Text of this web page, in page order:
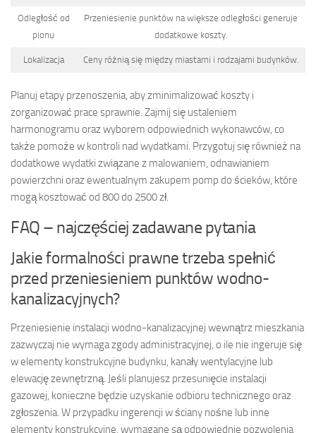
Odległość od
pionu
Przeniesienie punktów na większe odległości generuje
dodatkowe koszty.
Lokalizacja Ceny różnią się między miastami i rodzajami budynków.
Planuj etapy przenoszenia, aby zminimalizować koszty i
zorganizować prace sprawnie. Zajmij się ustaleniem
harmonogramu oraz wyborem odpowiednich wykonawców, co
także pomoże w kontroli nad wydatkami. Przygotuj się również na
dodatkowe wydatki związane z malowaniem, odnawianiem
powierzchni oraz ewentualnym zakupem pomp do ścieków, które
mogą kosztować od 800 do 2500 zł.
FAQ – najczęściej zadawane pytania
Jakie formalności prawne trzeba spełnić
przed przeniesieniem punktów wodno-
kanalizacyjnych?
Przeniesienie instalacji wodno-kanalizacyjnej wewnątrz mieszkania
zazwyczaj nie wymaga zgody administracyjnej, o ile nie ingeruje się
w elementy konstrukcyjne budynku, kanały wentylacyjne lub
elewację zewnętrzną. Jeśli planujesz przesunięcie instalacji
gazowej, konieczne będzie uzyskanie odbioru technicznego oraz
zgłoszenia. W przypadku ingerencji w ściany nośne lub inne
elementy konstrukcyjne, wymagane są odpowiednie pozwolenia